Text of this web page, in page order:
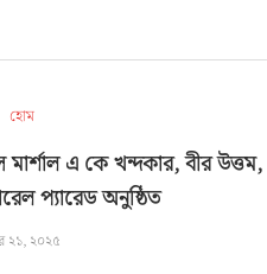
হোম
মার্শাল এ কে খন্দকার, বীর উত্তম,
প্যারেড অনুষ্ঠিত
২১, ২০২৫